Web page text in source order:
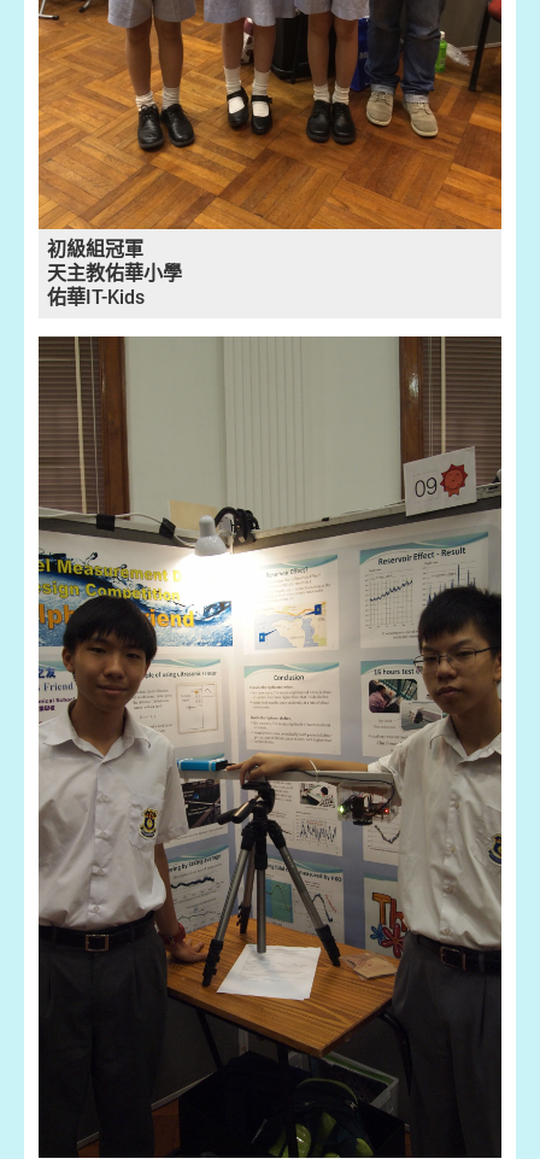
初級組冠軍
天主教佑華小學
佑華IT-Kids